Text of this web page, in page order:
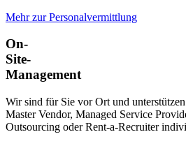
Mehr zur Personalvermittlung
On-
Site-
Management
Wir sind für Sie vor Ort und
Master Vendor, Managed Service
Outsourcing oder Rent-a-Recruiter